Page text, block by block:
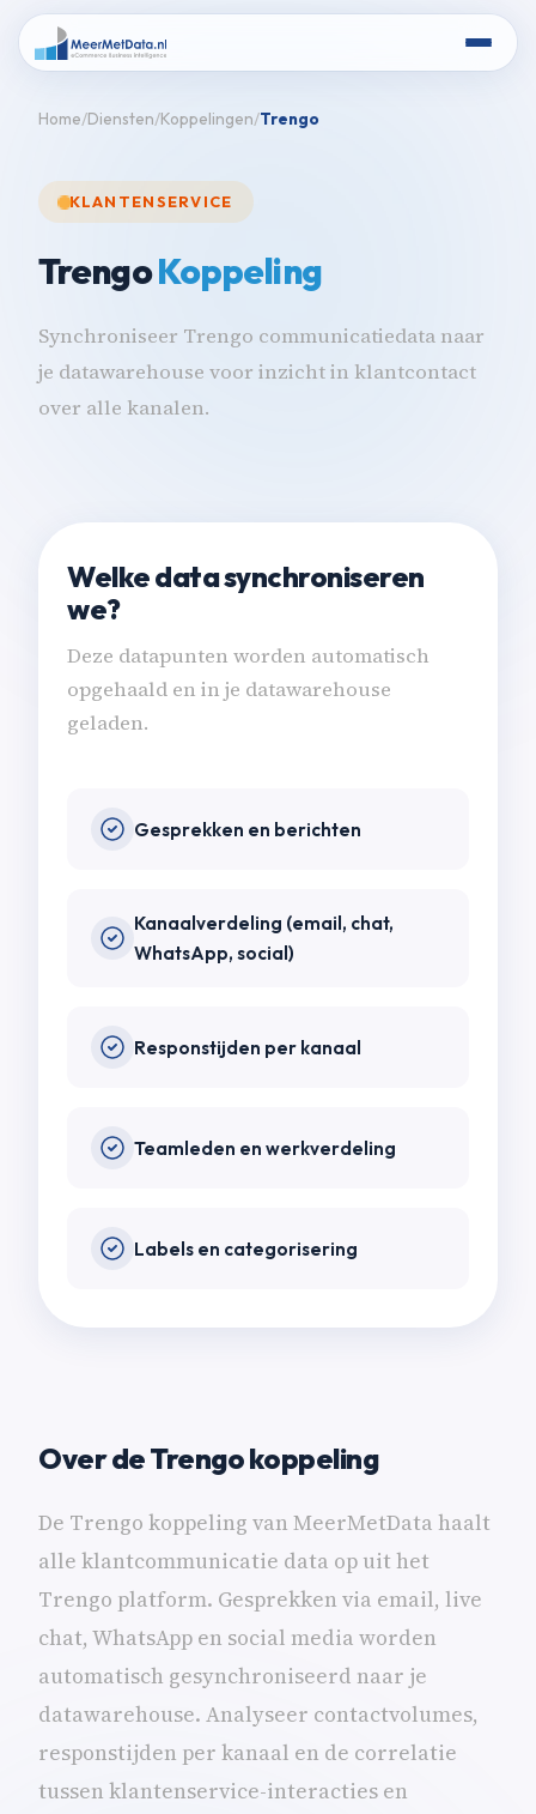
Home Diensten Koppelingen Trengo
KLANTENSERVICE
TrengoKoppeling
Synchroniseer Trengo communicatiedata naar
je datawarehouse voor inzicht in klantcontact
over alle kanalen.
Welke data synchroniseren
we?
Deze datapunten worden automatisch
opgehaald en in je datawarehouse
geladen.
Gesprekken en berichten
Kanaalverdeling (email, chat,
WhatsApp, social)
Responstijden per kanaal
Teamleden en werkverdeling
Labels en categorisering
Over de Trengo koppeling
De Trengo koppeling van MeerMetData haalt
alle klantcommunicatie data op uit het
Trengo platform. Gesprekken via email, live
chat, WhatsApp en social media worden
automatisch gesynchroniseerd naar je
datawarehouse. Analyseer contactvolumes,
responstijden per kanaal en de correlatie
tussen klantenservice-interacties en